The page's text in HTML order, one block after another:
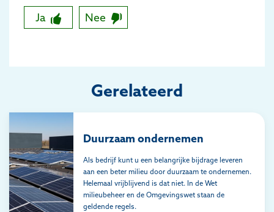
Ja
Nee
Gerelateerd
Duurzaam ondernemen
Als bedrijf kunt u een belangrijke bijdrage leveren
aan een beter milieu door duurzaam te ondernemen.
Helemaal vrijblijvend is dat niet. In de Wet
milieubeheer en de Omgevingswet staan de
geldende regels.